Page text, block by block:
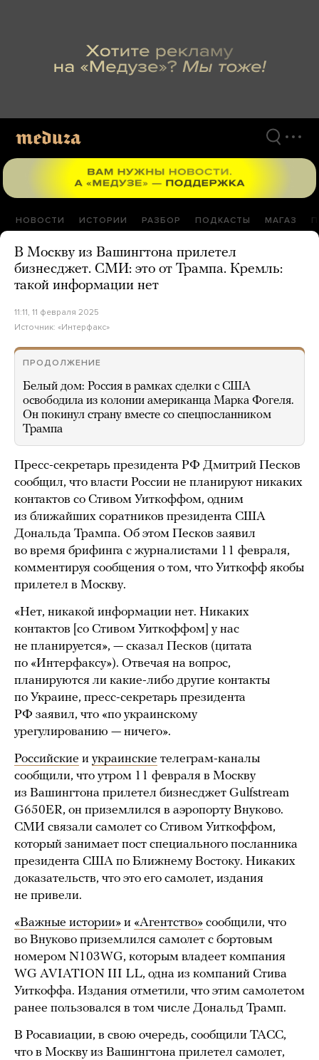
НОВОСТИ ИСТОРИИ РАЗБОР ПОДКАСТЫ МАГАЗ
В Москву из Вашингтона прилетел
бизнесджет. СМИ: это от Трампа. Кремль:
такой информации нет
11:11, 11 февраля 2025
Источник: «Интерфакс»
ПРОДОЛЖЕНИЕ
Белый дом: Россия в рамках сделки с США
освободила из колонии американца Марка Фогеля.
Он покинул страну вместе со спецпосланником
Трампа
Пресс-секретарь президента РФ Дмитрий Песков
сообщил, что власти России не планируют никаких
контактов со Стивом Уиткоффом, одним
из ближайших соратников президента США
Дональда Трампа. Об этом Песков заявил
во время брифинга с журналистами 11 февраля,
комментируя сообщения о том, что Уиткофф якобы
прилетел в Москву.
«Нет, никакой информации нет. Никаких
контактов [со Стивом Уиткоффом] у нас
не планируется», — сказал Песков (цитата
по «Интерфаксу»). Отвечая на вопрос,
планируются ли какие-либо другие контакты
по Украине, пресс-секретарь президента
РФ заявил, что «по украинскому
урегулированию — ничего».
Российские и украинские телеграм-каналы
сообщили, что утром 11 февраля в Москву
из Вашингтона прилетел бизнесджет Gulfstream
G650ER, он приземлился в аэропорту Внуково.
СМИ связали самолет со Стивом Уиткоффом,
который занимает пост специального посланника
президента США по Ближнему Востоку. Никаких
доказательств, что это его самолет, издания
не привели.
«Важные истории» и «Агентство» сообщили, что
во Внуково приземлился самолет с бортовым
номером N103WG, которым владеет компания
WG AVIATION III LL, одна из компаний Стива
Уиткоффа. Издания отметили, что этим самолетом
ранее пользовался в том числе Дональд Трамп.
В Росавиации, в свою очередь, сообщили ТАСС,
что в Москву из Вашингтона прилетел самолет,